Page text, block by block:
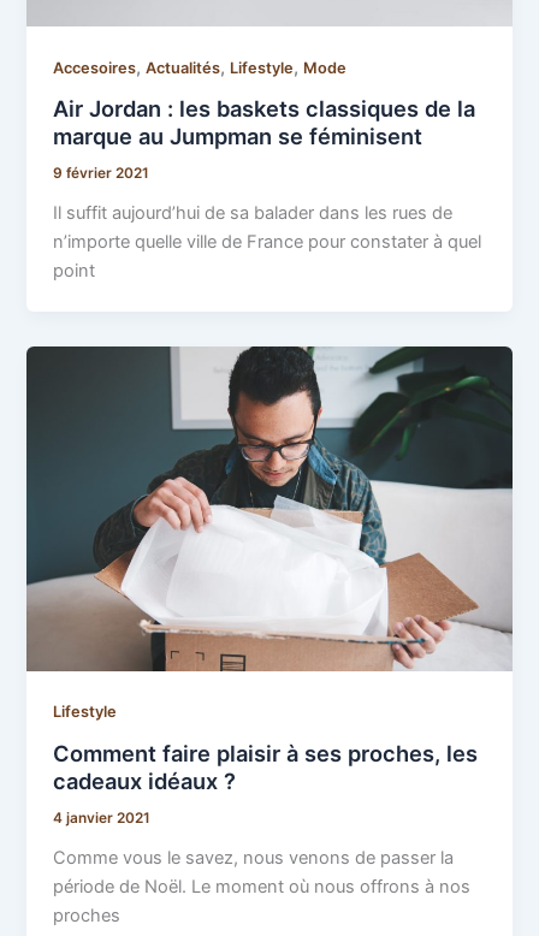
Accesoires,Actualités, Lifestyle, Mode
Air Jordan : les baskets classiques de la
marque au Jumpman se féminisent
9 février 2021
Il suffit aujourd’hui de sa balader dans les rues de
n’importe quelle ville de France pour constater à quel
point
Lifestyle
Comment faire plaisir à ses proches, les
cadeaux idéaux ?
4 janvier 2021
Comme vous le savez, nous venons de passer la
période de Noël. Le moment où nous offrons à nos
proches